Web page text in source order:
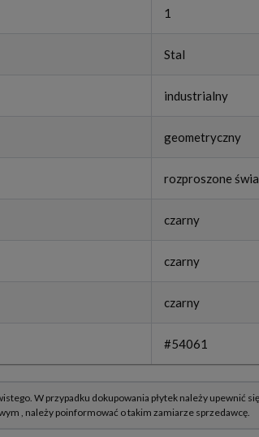
1
Stal
industrialny
geometryczny
rozproszone
czarny
czarny
czarny
#54061